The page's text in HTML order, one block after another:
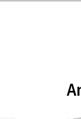
25, 6010
-